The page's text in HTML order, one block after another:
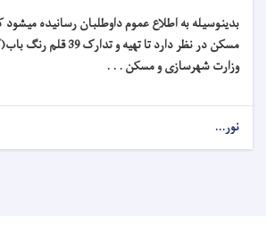
بدینوسیله به اطلاع عموم داوطلبان رسانیده
مسکن در نظر دارد تا تهیه
وزارت شهرسازی و مسکن . . .
نور...